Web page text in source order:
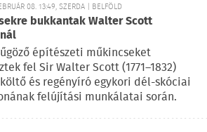
08. 13:49, SZERDA | BELFÖLD
bukkantak Walter Scott
építészeti műkincseket
fel Sir Walter Scott (1771–1832)
és regényíró egykori dél-skóciai
felújítási munkálatai során.